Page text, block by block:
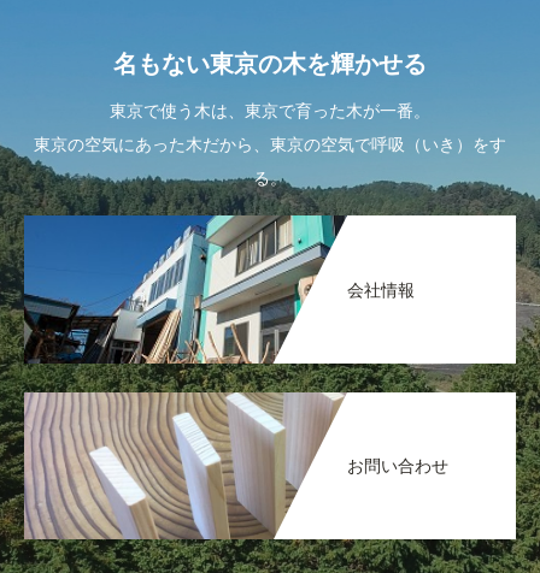
名もない東京の木を輝かせる
東京で使う木は、東京で育った木が一番。
東京の空気にあった木だから、東京の空気で呼吸（いき）をす
る。
会社情報
お問い合わせ